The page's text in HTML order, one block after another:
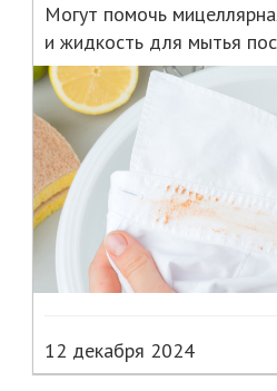
Могут помочь
и жидкость для мытья
12 декабря 2024